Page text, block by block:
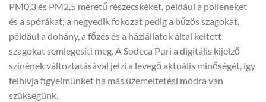
PM0,3 és PM2,5 méretű részecskéket, például a polleneket
és a spórákat; a negyedik fokozat pedig a bűzös szagokat,
például a dohány, a főzés és a háziállatok által keltett
szagokat semlegesíti meg. A Sodeca Puri a digitális kijelző
színének változtatásával jelzi a levegő aktuális minőségét, így
felhívja figyelmünket ha más üzemeltetési módra van
szükségünk.